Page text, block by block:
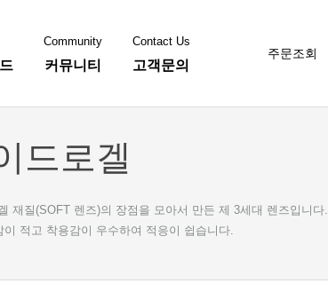
쿠퍼비젼
Community
커뮤니티
Contact Us
고객문의
주문조회
난시렌즈
드로겔
재질(SOFT 렌즈)의 장점을 모아서 만든 제 3세대 렌즈입니다.
적고 착용감이 우수하여 적응이 쉽습니다.